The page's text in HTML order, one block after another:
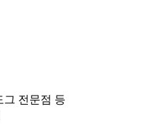
그 전문점 등